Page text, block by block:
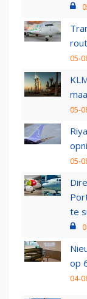
05-
05-
05-
te
op
04-